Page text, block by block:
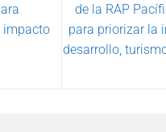
impacto
de la RAP
para priorizar la
desarrollo,